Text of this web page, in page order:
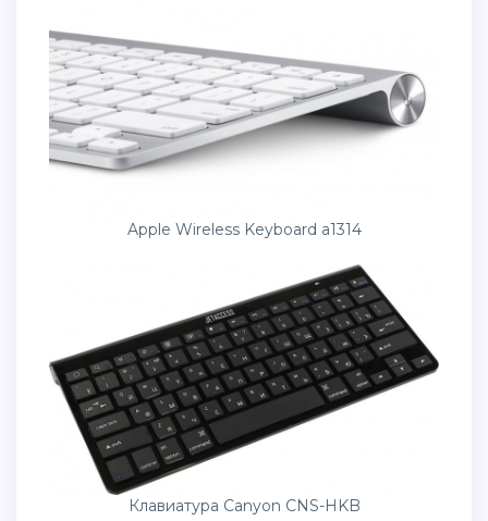
Apple Wireless Keyboard a1314
Клавиатура Canyon CNS-HKB